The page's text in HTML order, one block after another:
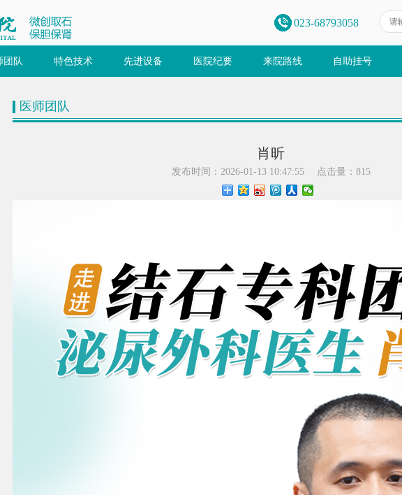
023-68793058
团队 特色技术 先进设备 医院纪要 来院路线 自助挂号
医师团队
肖昕
发布时间：2026-01-13 10:47:55 点击量： 815